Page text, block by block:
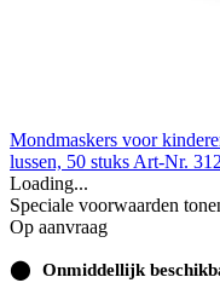
Mondmaskers voor
lussen, 50 stuks Art-Nr.
Loading...
Speciale voorwaarden
Op aanvraag
⬤ Onmiddellijk